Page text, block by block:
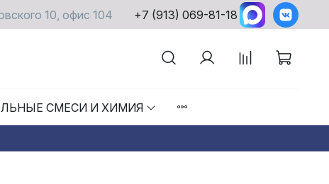
10, офис 104 +7 (913) 069-81-18
СМЕСИ И ХИМИЯ